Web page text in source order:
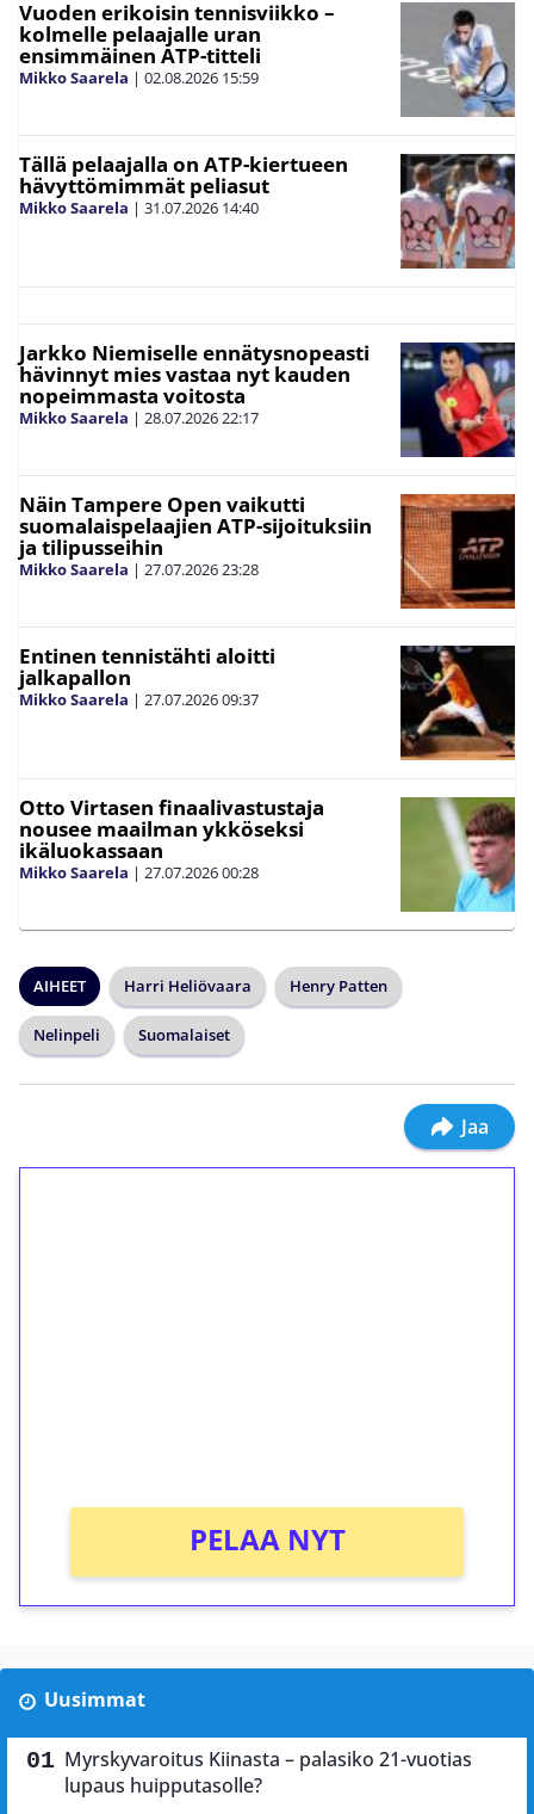
Vuoden erikoisin tennisviikko –
kolmelle pelaajalle uran
ensimmäinen ATP-titteli
Mikko Saarela | 02.08.2026 15:59
Tällä pelaajalla on ATP-kiertueen
hävyttömimmät peliasut
Mikko Saarela | 31.07.2026 14:40
Jarkko Niemiselle ennätysnopeasti
hävinnyt mies vastaa nyt kauden
nopeimmasta voitosta
Mikko Saarela | 28.07.202622:17
Näin Tampere Open vaikutti
suomalaispelaajien ATP-sijoituksiin
ja tilipusseihin
Mikko Saarela | 27.07.202623:28
Entinen tennistähti aloitti
jalkapallon
Mikko Saarela | 27.07.202609:37
Otto Virtasen finaalivastustaja
nousee maailman ykköseksi
ikäluokassaan
Mikko Saarela | 27.07.202600:28
AIHEET Harri Heliövaara Henry Patten
Nelinpeli Suomalaiset
Jaa
PELAA NYT
Uusimmat
Myrskyvaroitus Kiinasta – palasiko 21-vuotias
lupaus huipputasolle?